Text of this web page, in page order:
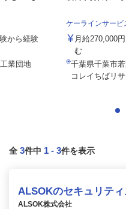
から経験
業団地
ケーラインサー
月給270,000
む
千葉県千葉市
コレイちばリ
全 3件中 1 - 3件を表示
ALSOKのセキュリテ
ALSOK株式会社